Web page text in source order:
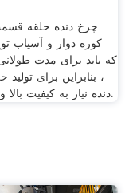
چرخ دنده حلقه
کوره دوار و آسیاب
که باید برای مدت
، بنابراین برای
دنده نیاز به کیفیت بالا وجود دارد.